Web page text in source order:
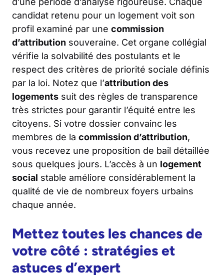
candidat retenu pour un logement voit son
profil examiné par une commission
d’attribution souveraine. Cet organe collégial
vérifie la solvabilité des postulants et le
respect des critères de priorité sociale définis
par la loi. Notez que l’attribution des
logements suit des règles de transparence
très strictes pour garantir l’équité entre les
citoyens. Si votre dossier convainc les
membres de la commission d’attribution,
vous recevez une proposition de bail détaillée
sous quelques jours. L’accès à un logement
social stable améliore considérablement la
qualité de vie de nombreux foyers urbains
chaque année.
Mettez toutes les chances de
votre côté : stratégies et
astuces d’expert